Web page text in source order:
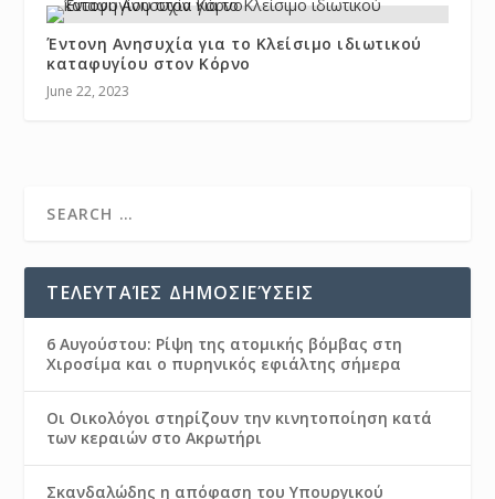
Έντονη Ανησυχία για το Κλείσιμο ιδιωτικού
καταφυγίου στον Κόρνο
June 22, 2023
ΤΕΛΕΥΤΑΊΕΣ ΔΗΜΟΣΙΕΎΣΕΙΣ
6 Αυγούστου: Ρίψη της ατομικής βόμβας στη
Χιροσίμα και ο πυρηνικός εφιάλτης σήμερα
Οι Οικολόγοι στηρίζουν την κινητοποίηση κατά
των κεραιών στο Ακρωτήρι
Σκανδαλώδης η απόφαση του Υπουργικού